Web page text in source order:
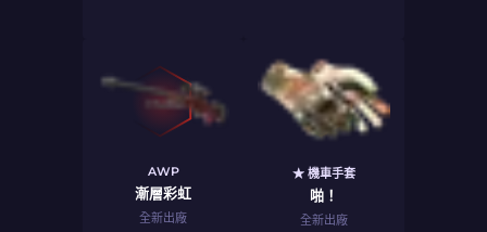
AWP
漸層彩虹
全新出廠
★ 機車手套
啪！
全新出廠